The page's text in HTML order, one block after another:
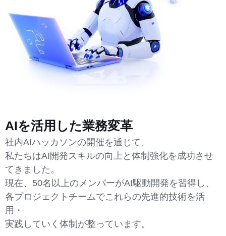
AIを活用した業務変革
社内AIハッカソンの開催を通じて、
私たちはAI開発スキルの向上と体制強化を成功させ
てきました。
現在、50名以上のメンバーがAI駆動開発を習得し、
各プロジェクトチームでこれらの先進的技術を活
用・
実践していく体制が整っています。